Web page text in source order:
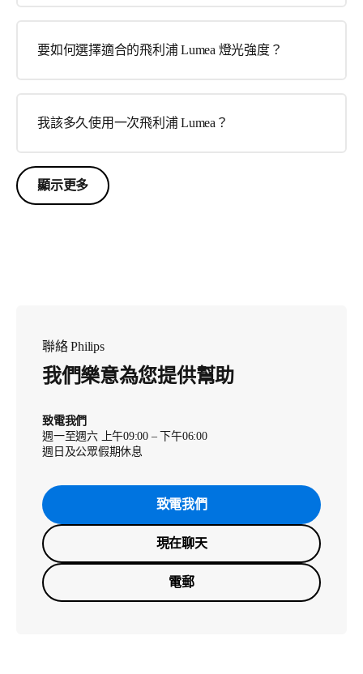
要如何選擇適合的飛利浦 Lumea 燈光強度？
我該多久使用一次飛利浦 Lumea？
顯示更多
聯絡 Philips
我們樂意為您提供幫助
致電我們
週一至週六 上午09:00 – 下午06:00
週日及公眾假期休息
致電我們
現在聊天
電郵